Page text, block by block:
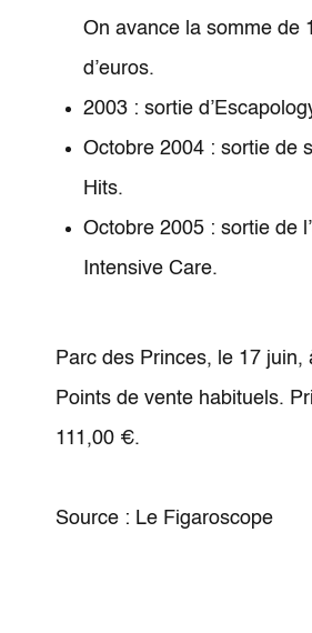
On avance la somme de
d’euros.
2003 : sortie
Octobre 2004 : sortie de
Hits.
Octobre 2005 : sortie de
Intensive Care.
Parc des Princes, le 17 juin,
Points de vente habituels.
111,00 €.
Source : Le Figaroscope